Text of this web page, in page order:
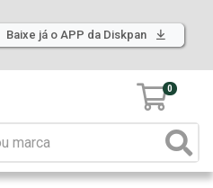
Baixe já o APP da Diskpan
0